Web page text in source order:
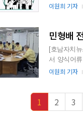
류센터가
이원희 기자
민형배
[호남자치
서 양식어
물량 배정
이원희 기자
1 2 3